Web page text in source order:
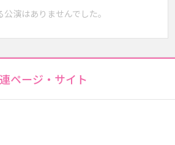
公演はありませんでした。
ページ・サイト